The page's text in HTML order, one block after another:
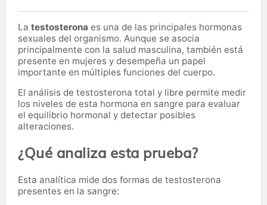
La testosterona es una de las principales hormonas
sexuales del organismo. Aunque se asocia
principalmente con la salud masculina, también está
presente en mujeres y desempeña un papel
importante en múltiples funciones del cuerpo.
El análisis de testosterona total y libre permite medir
los niveles de esta hormona en sangre para evaluar
el equilibrio hormonal y detectar posibles
alteraciones.
¿Qué analiza esta prueba?
Esta analítica mide dos formas de testosterona
presentes en la sangre: